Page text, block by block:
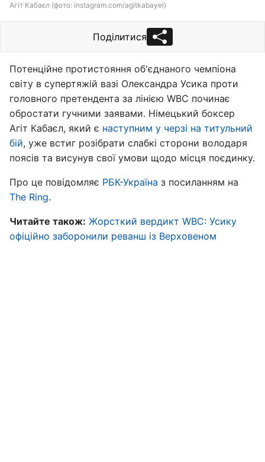
Агіт Кабаєл (фото: instagram.com/agitkabayel)
Поділитися
Потенційне протистояння об'єднаного чемпіона
світу в супертяжій вазі Олександра Усика проти
головного претендента за лінією WBC починає
обростати гучними заявами. Німецький боксер
Агіт Кабаєл, який є наступним у черзі на титульний
бій, уже встиг розібрати слабкі сторони володаря
поясів та висунув свої умови щодо місця поєдинку.
Про це повідомляє РБК-Україна з посиланням на
The Ring.
Читайте також: Жорсткий вердикт WBC: Усику
офіційно заборонили реванш із Верховеном